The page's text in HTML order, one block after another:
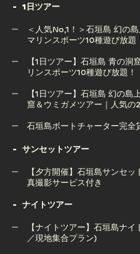
イトプールを楽しもう！子供
1日ツアー
＜人気No,1！＞石垣島 幻の
マリンスポーツ10種遊び放題
＜人気No,1！＞石垣島 幻の
【1日ツアー】石垣島 青の
リンスポーツ10種遊び放題！
【1日ツアー】石垣島 青の洞
【1日ツアー】石垣島 幻の
窟＆ウミガメツアー｜人気の
窟＆ウミガメツアー｜人気の2
石垣島ボートチャーター完全
石垣島ボートチャーター完全
サンセットツアー
【夕方開催】石垣島サンセ
真撮影サービス付き
【夕方開催】石垣島サンセッ
ナイトツアー
【ナイトツアー】石垣島ナ
／現地集合プラン)